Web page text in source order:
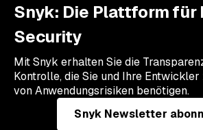
Snyk: Die Plattform für
Security
Mit Snyk erhalten Sie die
Kontrolle, die Sie und Ihre
von Anwendungsrisiken benötigen.
Snyk Newsletter